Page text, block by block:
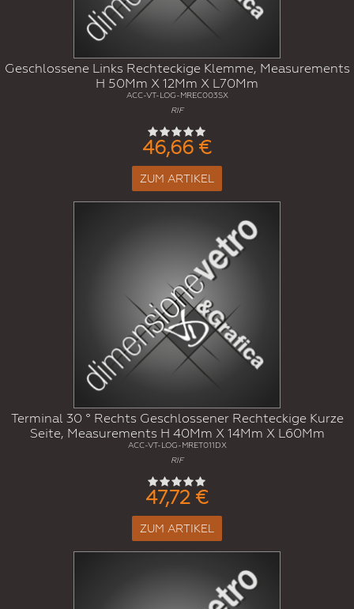
Geschlossene Links Rechteckige Klemme, Measurements
H 50Mm X 12Mm X L70Mm
ACC-VT-LOG-MREC003SX
RIF
46,66 €
ZUM ARTIKEL
Terminal 30 ° Rechts Geschlossener Rechteckige Kurze
Seite, Measurements H 40Mm X 14Mm X L60Mm
ACC-VT-LOG-MRET011DX
RIF
47,72 €
ZUM ARTIKEL